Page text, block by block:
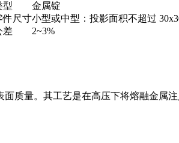
型
金属锭
件尺寸小型或中型：投影面积不超过
差 2~3%
质量。其工艺是在高压下将熔融金属